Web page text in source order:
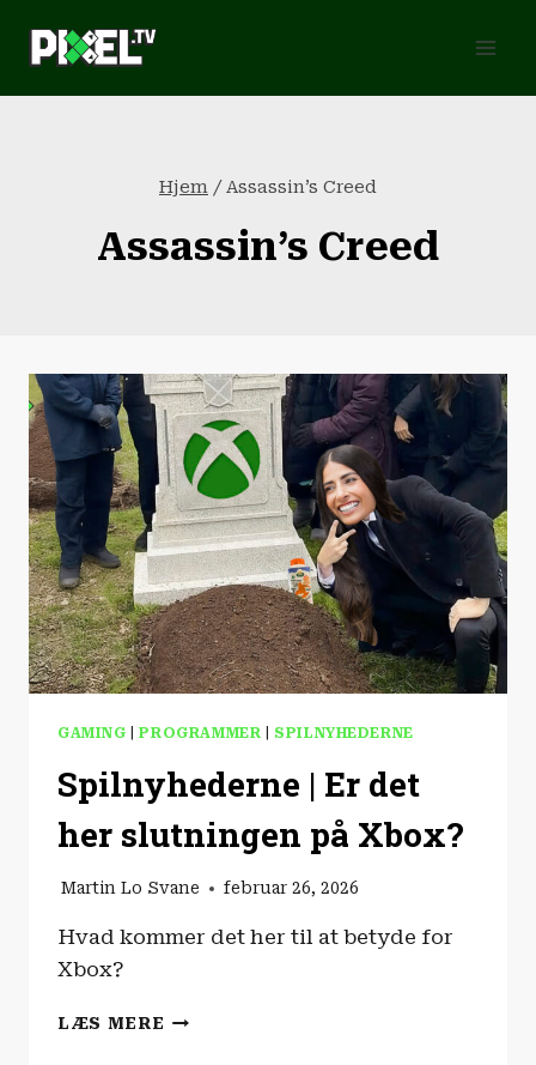
Hjem / Assassin’s Creed
Assassin’s Creed
GAMING |PROGRAMMER SPILNYHEDERNE
Spilnyhederne | Er det
her slutningen på Xbox?
Martin Lo Svane februar 26, 2026
Hvad kommer det her til at betyde for
Xbox?
LÆS MERE SPILNYHEDERNE